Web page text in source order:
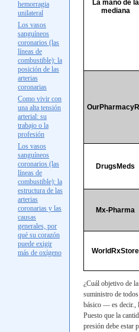
hemorragia
unilateral
Los vasos
sanguíneos
coronarios (las
líneas de
combustible): la
posición de las
arterias
coronarias
Como vivir con
una alta tensión
arterial: su
trabajo o la
profesión
Los vasos
sanguíneos
coronarios (las
líneas de
combustible): la
estructura de las
arterias
coronarias y las
causas
generales, por
qué su corazón
puede exigir
más de oxígeno
La mano de la
mediana
DrugsMeds
Mx-Pharma
WorldRxStore
¿Cuál objetivo de
suministro de
básico — es decir.,
Puesto que la
presión debe estar